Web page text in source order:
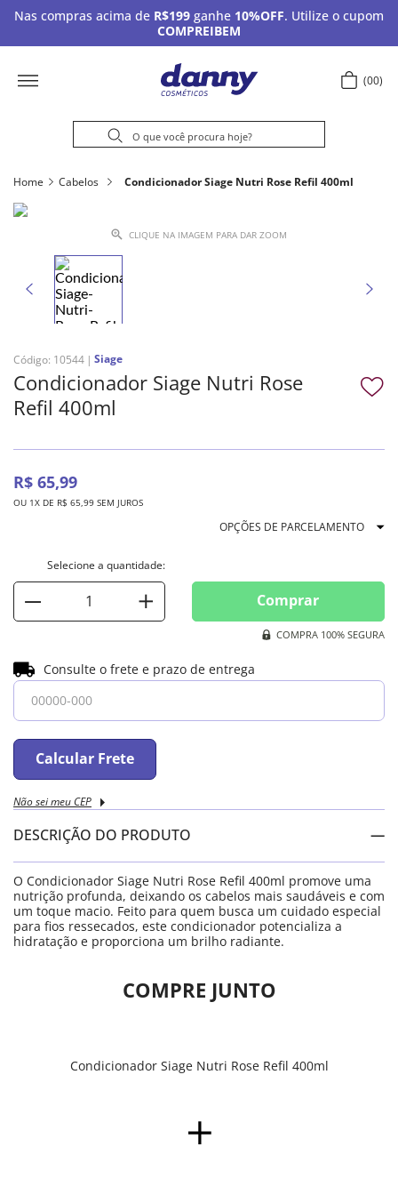
Nas compras acima de R$199 ganhe 10%OFF. Utilize o cupom
COMPREIBEM
00
Home Cabelos Condicionador Siage Nutri Rose Refil 400ml
CLIQUE NA IMAGEM PARA DAR ZOOM
Código: 10544 Siage
Condicionador Siage Nutri Rose
Refil 400ml
R$ 65,99
OU 1X DE R$ 65 99 SEM JUROS
OPÇÕES DE PARCELAMENTO
Comprar
COMPRA 100% SEGURA
Consulte o frete e prazo de entrega
Calcular Frete
Não sei meu CEP
DESCRIÇÃO DO PRODUTO
O Condicionador Siage Nutri Rose Refil 400ml promove uma
nutrição profunda, deixando os cabelos mais saudáveis e com
um toque macio. Feito para quem busca um cuidado especial
para fios ressecados, este condicionador potencializa a
hidratação e proporciona um brilho radiante.
COMPRE JUNTO